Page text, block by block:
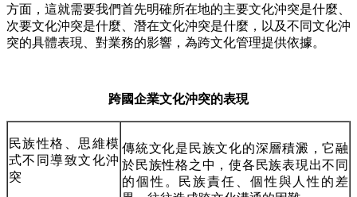
方面，這就需要我們首先明確所在地的主要文化沖突是什麼、
次要文化沖突是什麼、潛在文化沖突是什麼，以及不同文化沖
突的具體表現、對業務的影響，為跨文化管理提供依據。
跨國企業文化沖突的表現
民族性格、思維模
式不同導致文化沖
突
傳統文化是民族文化的深層積澱，它融
於民族性格之中，使各民族表現出不同
的個性。民族責任、個性與人性的差